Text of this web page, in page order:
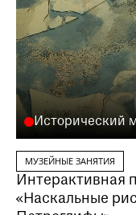
Исторический
МУЗЕЙНЫЕ ЗАНЯТИЯ
Интерактивная
«Наскальные